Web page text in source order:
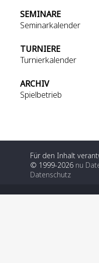
SEMINARE
Seminarkalender
TURNIERE
Turnierkalender
ARCHIV
Spielbetrieb
Für den Inhalt
© 1999-2026 nu
Datenschutz